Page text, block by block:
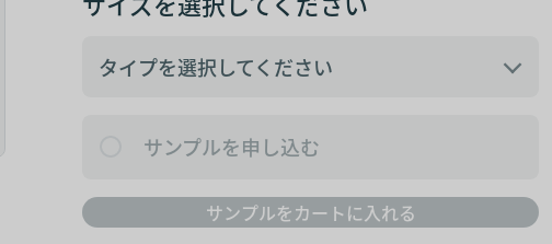
タイプを選択してください
ご希望のタイプがわからない
18722 - フランジ径： 27 mm
サンプルを申し込む
サンプルをカートに入れる